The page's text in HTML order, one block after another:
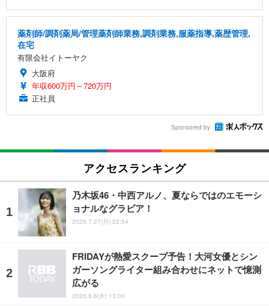
薬剤師/調剤薬局/管理薬剤師業務,調剤業務,服薬指導,薬歴管理,
在宅
有限会社イトーヤク
大阪府
年収600万円～720万円
正社員
Sponsored by
アクセスランキング
乃木坂46・中西アルノ、夏ならではのエモーシ
ョナルなグラビア！
2026.7.27(月) 22:54
FRIDAYが熱愛スクープ予告！大河女優とシン
ガーソングライター組み合わせにネットで憶測
広がる
2026.8.6(木) 13:00